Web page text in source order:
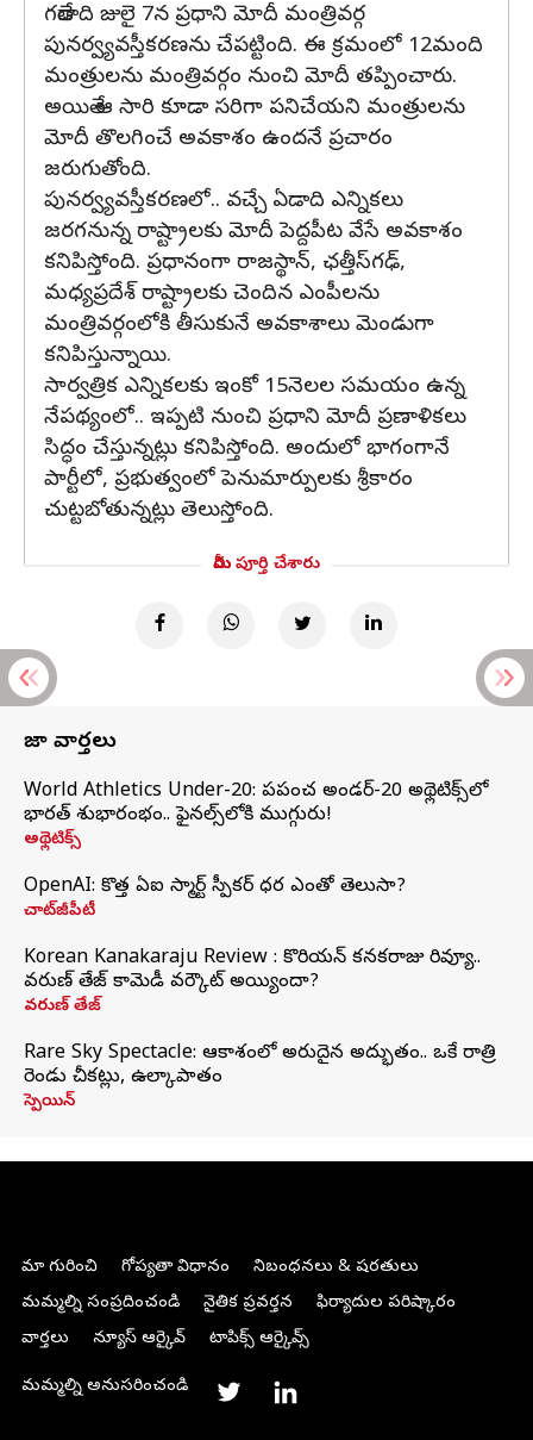
గతేడాది జులై 7న ప్రధాని మోదీ మంత్రివర్గ
పునర్వ్యవస్తీకరణను చేపట్టింది. ఈ క్రమంలో 12మంది
మంత్రులను మంత్రివర్గం నుంచి మోదీ తప్పించారు.
అయితే ఆ సారి కూడా సరిగా పనిచేయని మంత్రులను
మోదీ తొలగించే అవకాశం ఉందనే ప్రచారం
జరుగుతోంది.
పునర్వ్యవస్తీకరణలో.. వచ్చే ఏడాది ఎన్నికలు
జరగనున్న రాష్ట్రాలకు మోదీ పెద్దపీట వేసే అవకాశం
కనిపిస్తోంది. ప్రధానంగా రాజస్థాన్, ఛత్తీస్‌గఢ్,
మధ్యప్రదేశ్ రాష్ట్రాలకు చెందిన ఎంపీలను
మంత్రివర్గంలోకి తీసుకునే అవకాశాలు మెండుగా
కనిపిస్తున్నాయి.
సార్వత్రిక ఎన్నికలకు ఇంకో 15నెలల సమయం ఉన్న
నేపథ్యంలో.. ఇప్పటి నుంచి ప్రధాని మోదీ ప్రణాళికలు
సిద్ధం చేస్తున్నట్లు కనిపిస్తోంది. అందులో భాగంగానే
పార్టీలో, ప్రభుత్వంలో పెనుమార్పులకు శ్రీకారం
చుట్టబోతున్నట్లు తెలుస్తోంది.
మీరు పూర్తి చేశారు
తాజా వార్తలు
World Athletics Under-20: ప్రపంచ అండర్-20 అథ్లెటిక్స్‌లో
భారత్‌ శుభారంభం.. ఫైనల్స్‌లోకి ముగ్గురు!
అథ్లెటిక్స్
OpenAI: కొత్త ఏఐ స్మార్ట్ స్పీకర్ ధర ఎంతో తెలుసా?
చాట్‌జీపీటీ
Korean Kanakaraju Review : కొరియన్ కనకరాజు రివ్యూ..
వరుణ్ తేజ్ కామెడీ వర్కౌట్ అయ్యిందా?
వరుణ్ తేజ్
Rare Sky Spectacle: ఆకాశంలో అరుదైన అద్భుతం.. ఒకే రాత్రి
రెండు చీకట్లు, ఉల్కాపాతం
స్పెయిన్
మా గురించి గోప్యతా విధానం
నిబంధనలు & షరతులు
మమ్మల్ని సంప్రదించండి
నైతిక ప్రవర్తన
ఫిర్యాదుల పరిష్కారం
వార్తలు
న్యూస్ ఆర్కైవ్ టాపిక్స్ ఆర్కైవ్స్
మమ్మల్ని అనుసరించండి